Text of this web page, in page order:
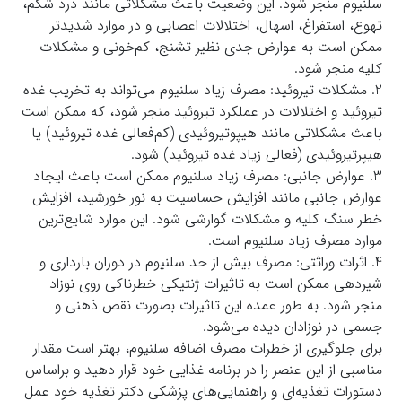
تهوع، استفراغ، اسهال، اختلالات اعصابی و در موارد شدیدتر
ممکن است به عوارض جدی نظیر تشنج، کم‌خونی و مشکلات
کلیه منجر شود.
2. مشکلات تیروئید: مصرف زیاد سلنیوم می‌تواند به تخریب غده
تیروئید و اختلالات در عملکرد تیروئید منجر شود، که ممکن است
باعث مشکلاتی مانند هیپوتیروئیدی (کم‌فعالی غده تیروئید) یا
هیپرتیروئیدی (فعالی زیاد غده تیروئید) شود.
3. عوارض جانبی: مصرف زیاد سلنیوم ممکن است باعث ایجاد
عوارض جانبی مانند افزایش حساسیت به نور خورشید، افزایش
خطر سنگ کلیه و مشکلات گوارشی شود. این موارد شایع‌ترین
موارد مصرف زیاد سلنیوم است.
4. اثرات وراثتی: مصرف بیش از حد سلنیوم در دوران بارداری و
شیردهی ممکن است به تاثیرات ژنتیکی خطرناکی روی نوزاد
منجر شود. به طور عمده این تاثیرات بصورت نقص ذهنی و
جسمی در نوزادان دیده می‌شود.
برای جلوگیری از خطرات مصرف اضافه سلنیوم، بهتر است مقدار
مناسبی از این عنصر را در برنامه غذایی خود قرار دهید و براساس
دستورات تغذیه‌ای و راهنمایی‌های پزشکی دکتر تغذیه خود عمل